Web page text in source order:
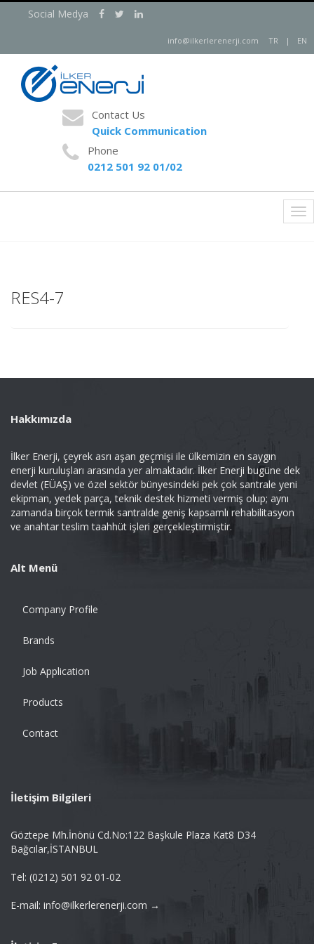
Social Medya
info@ilkerlerenerji.com TR | EN
Contact Us
Quick Communication
Phone
0212 501 92 01/02
RES4-7
Hakkımızda
İlker Enerji, çeyrek asrı aşan geçmişi ile ülkemizin en saygın
enerji kuruluşları arasında yer almaktadır. İlker Enerji bugüne dek
devlet (EÜAŞ) ve özel sektör bünyesindeki pek çok santrale yeni
ekipman, yedek parça, teknik destek hizmeti vermiş olup; aynı
zamanda birçok termik santralde geniş kapsamlı rehabilitasyon
ve anahtar teslim taahhüt işleri gerçekleştirmiştir.
Alt Menü
Company Profile
Brands
Job Application
Products
Contact
İletişim Bilgileri
Göztepe Mh.İnönü Cd.No:122 Başkule Plaza Kat8 D34
Bağcılar,İSTANBUL
Tel: (0212) 501 92 01-02
E-mail: info@ilkerlerenerji.com →